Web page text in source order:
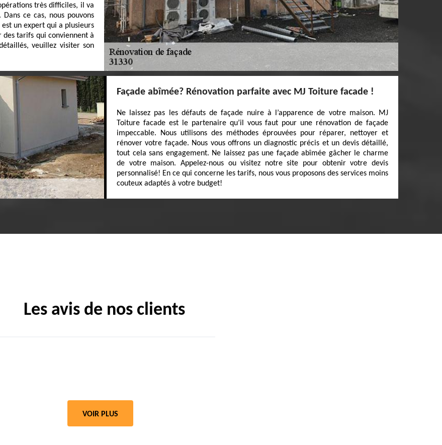
très difficiles, il va
ce cas, nous pouvons
un expert qui a plusieurs
des tarifs qui conviennent à
veuillez visiter son
Façade abîmée? Rénovation parfaite avec MJ Toiture facade !
Ne laissez pas les défauts de façade nuire à l’apparence de votre maison. MJ
Toiture facade est le partenaire qu’il vous faut pour une rénovation de façade
impeccable. Nous utilisons des méthodes éprouvées pour réparer, nettoyer et
rénover votre façade. Nous vous offrons un diagnostic précis et un devis détaillé,
tout cela sans engagement. Ne laissez pas une façade abîmée gâcher le charme
de votre maison. Appelez-nous ou visitez notre site pour obtenir votre devis
personnalisé! En ce qui concerne les tarifs, nous vous proposons des services moins
couteux adaptés à votre budget!
Les avis de nos clients
VOIR PLUS